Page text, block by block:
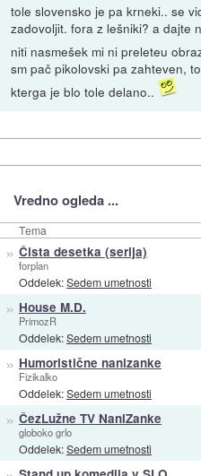
tole slovensko je pa krneki.. se
zadovoljit. fora z lešniki? a dajte
niti nasmešek mi ni preleteu
sm pač pikolovski pa zahteven,
kterga je blo tole delano..
Vredno ogleda ...
Tema
» Čista desetka (serija)
forplan
Oddelek:Sedem umetnosti
» House M.D.
PrimozR
Oddelek:Sedem umetnosti
» Humoristične nanizanke
Fizikalko
Oddelek:Sedem umetnosti
» ČezLužne TV NaniZanke
globoko grlo
Oddelek:Sedem umetnosti